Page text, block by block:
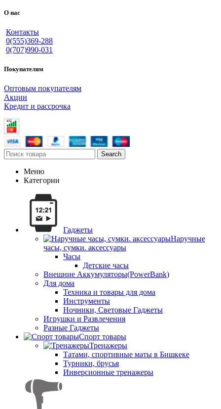
О нас
Контакты
0(555)369-288
0(707)990-031
Покупателям
Оптовым покупателям
Акции
Кредит и рассрочка
Search
Меню
Категории
Гаджеты
Наручные
часы, сумки. аксессуары
Часы
Детские часы
Внешние Аккумуляторы(PowerBank)
Для дома
Техника и товары для дома
Инструменты
Ночники, Световые Гаджеты
Игрушки и Развлечения
Разные Гаджеты
Спорт товары
Тренажеры
Татами, спортивные маты в Бишкеке
Турники, брусья
Инверсионные тренажеры